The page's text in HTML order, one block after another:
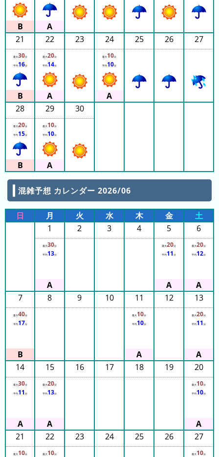
ン
待
ち
時
間
グ
ラ
フ
ま
で
グ
ラ
フ
直
前
日
前
日
21
最大30分
平均16分
22
最大20分
平均14分
23 24
最大10分
平均10分
25 26 27
28
最大20分
平均15分
29
最大10分
平均10分
30
混雑予想 カレンダー 2026/06
日 月 火 水 木 金
土
1
最大30分
平均13分
2 3 4 5
最大20分
平均11 分
6
最大20分
平均12分
7
最大40分
平均17分
8 9 10 11
最大10分
平均10分
12 13
最大20分
平均11 分
14
最大30分
平均11 分
15
最大20分
平均13分
16 17 18 19 20
最大10分
平均10分
21
最大10分
22
最大10分
23 24 25 26 27
最大10分